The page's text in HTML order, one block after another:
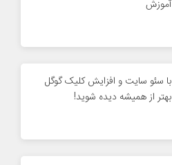
آموزش
با سئو سایت و افزایش کلیک گوگل
بهتر از همیشه دیده شوید!